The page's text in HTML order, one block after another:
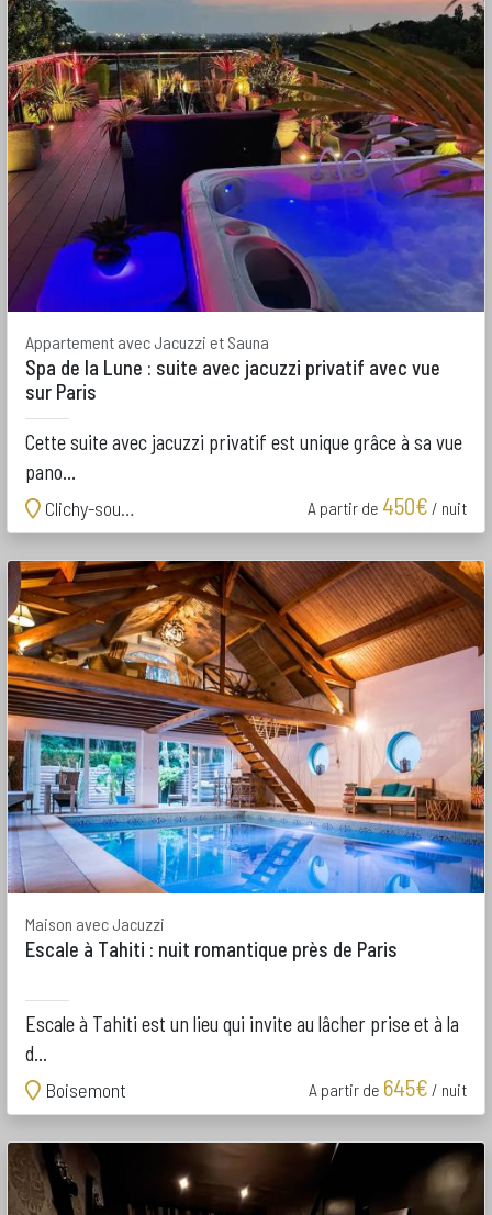
Appartement avec Jacuzzi et Sauna
Spa de la Lune : suite avec jacuzzi privatif avec vue
sur Paris
Cette suite avec jacuzzi privatif est unique grâce à sa vue
pano...
Clichy-sous-Bois
A partir de 450€ / nuit
Maison avec Jacuzzi
Escale à Tahiti : nuit romantique près de Paris
Escale à Tahiti est un lieu qui invite au lâcher prise et à la
d...
Boisemont
A partir de 645€ / nuit